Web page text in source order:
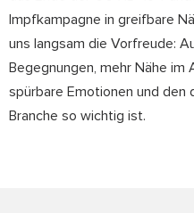
Impfkampagne in greifbare
uns langsam die Vorfreude:
Begegnungen, mehr Nähe im
spürbare Emotionen und den
Branche so wichtig ist.